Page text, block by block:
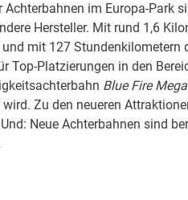
im Europa-Park
Hersteller. Mit rund 1,6
mit 127 Stundenkilometern
Top-Platzierungen in den
Blue Fire
Zu den neueren
Neue Achterbahnen sind